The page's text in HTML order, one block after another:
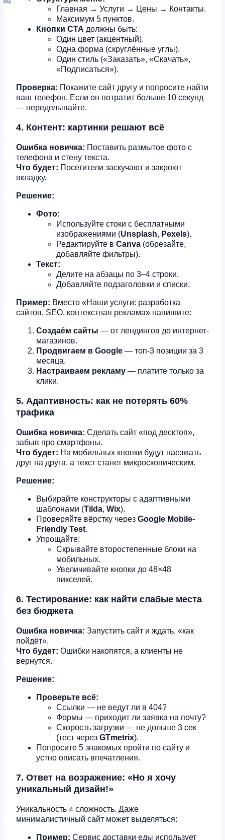
Главная → Услуги → Цены → Контакты.
Максимум 5 пунктов.
Кнопки CTA должны быть:
Один цвет (акцентный).
Одна форма (скруглённые углы).
Один стиль («Заказать», «Скачать»,
«Подписаться»).
Проверка: Покажите сайт другу и попросите найти
ваш телефон. Если он потратит больше 10 секунд
— переделывайте.
4. Контент: картинки решают всё
Ошибка новичка: Поставить размытое фото с
телефона и стену текста.
Что будет: Посетители заскучают и закроют
вкладку.
Решение:
Фото:
Используйте стоки с бесплатными
изображениями (Unsplash, Pexels).
Редактируйте в Canva (обрезайте,
добавляйте фильтры).
Текст:
Делите на абзацы по 3–4 строки.
Добавляйте подзаголовки и списки.
Пример: Вместо «Наши услуги: разработка
сайтов, SEO, контекстная реклама» напишите:
Создаём сайты — от лендингов до интернет-
магазинов.
Продвигаем в Google — топ-3 позиции за 3
месяца.
Настраиваем рекламу — платите только за
клики.
5. Адаптивность: как не потерять 60%
трафика
Ошибка новичка: Сделать сайт «под десктоп»,
забыв про смартфоны.
Что будет: На мобильных кнопки будут наезжать
друг на друга, а текст станет микроскопическим.
Решение:
Выбирайте конструкторы с адаптивными
шаблонами (Tilda, Wix).
Проверяйте вёрстку через Google Mobile-
Friendly Test.
Упрощайте:
Скрывайте второстепенные блоки на
мобильных.
Увеличивайте кнопки до 48×48
пикселей.
6. Тестирование: как найти слабые места
без бюджета
Ошибка новичка: Запустить сайт и ждать, «как
пойдёт».
Что будет: Ошибки накопятся, а клиенты не
вернутся.
Решение:
Проверьте всё:
Ссылки — не ведут ли в 404?
Формы — приходит ли заявка на почту?
Скорость загрузки — не дольше 3 сек
(тест через GTmetrix).
Попросите 5 знакомых пройти по сайту и
устно описать впечатления.
7. Ответ на возражение: «Но я хочу
уникальный дизайн!»
Уникальность ≠ сложность. Даже
минималистичный сайт может выделяться:
Пример: Сервис доставки еды использует